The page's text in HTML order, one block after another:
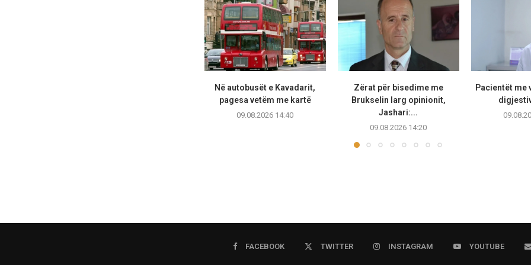
Në autobusët e Kavadarit,
pagesa vetëm me kartë
09.08.2026 14:40
Zërat për bisedime me
Brukselin larg opinionit,
Jashari:...
09.08.2026 14:20
Pacientët me
FACEBOOK TWITTER INSTAGRAM YOUTUBE